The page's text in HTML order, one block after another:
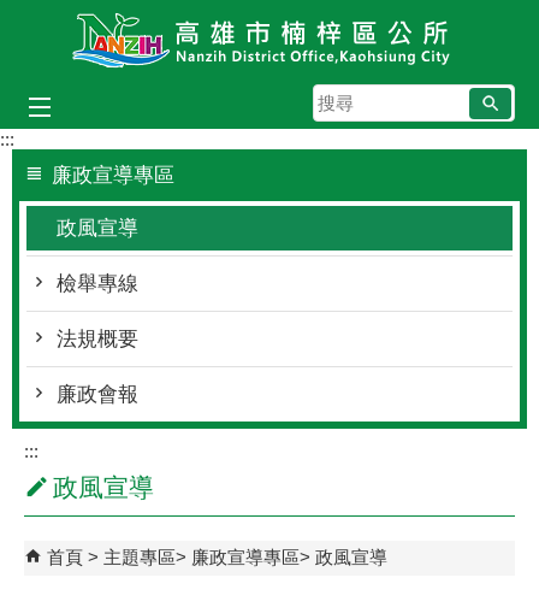
跳到主要內容區塊
搜
尋
:::
廉政宣導專區
政風宣導
檢舉專線
法規概要
廉政會報
:::
政風宣導
首頁 主題專區 廉政宣導專區 政風宣導